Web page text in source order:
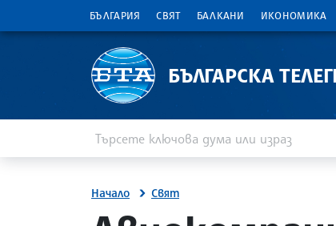
БЪЛГАРИЯ СВЯТ БАЛКАНИ ИКОНОМИКА
БЪЛГАРСКА
Начало Свят